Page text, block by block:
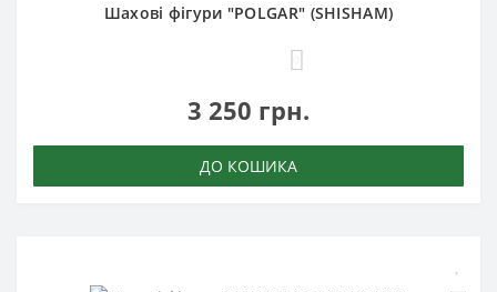
Шахові фігури "POLGAR" (SHISHAM)
3 250 грн.
ДО КОШИКА